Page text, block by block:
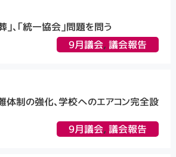
、「統一協会」問題を問う
9月議会,議会報告
体制の強化、学校へのエアコン完全設
9月議会,議会報告